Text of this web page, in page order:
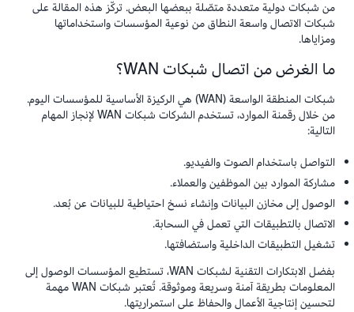
من شبكات دولية متعددة متصّلة ببعضها البعض. تركّز هذه المقالة على
شبكات الاتصال واسعة النطاق من نوعية المؤسسات واستخداماتها
ومزاياها.
ما الغرض من اتصال شبكات WAN؟
شبكات المنطقة الواسعة (WAN) هي الركيزة الأساسية للمؤسسات اليوم.
من خلال رقمنة الموارد، تستخدم الشركات شبكات WAN لإنجاز المهام
التالية:
التواصل باستخدام الصوت والفيديو.
مشاركة الموارد بين الموظفين والعملاء.
الوصول إلى مخازن البيانات وإنشاء نسخ احتياطية للبيانات عن بُعد.
الاتصال بالتطبيقات التي تعمل في السحابة.
تشغيل التطبيقات الداخلية واستضافتها.
بفضل الابتكارات التقنية لشبكات WAN، تستطيع المؤسسات الوصول إلى
المعلومات بطريقة آمنة وسريعة وموثوقة. تُعتبر شبكات WAN مهمة
لتحسين إنتاجية الأعمال والحفاظ على استمراريتها.